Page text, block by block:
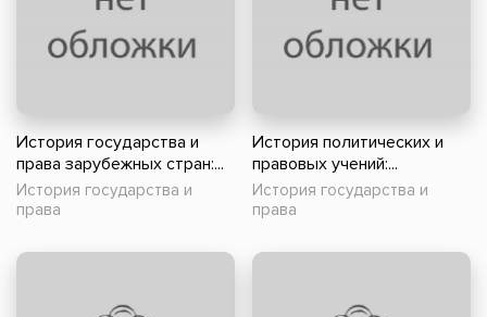
История государства и
права зарубежных стран:...
История государства и
права
История политических и
правовых учений:...
История государства и
права